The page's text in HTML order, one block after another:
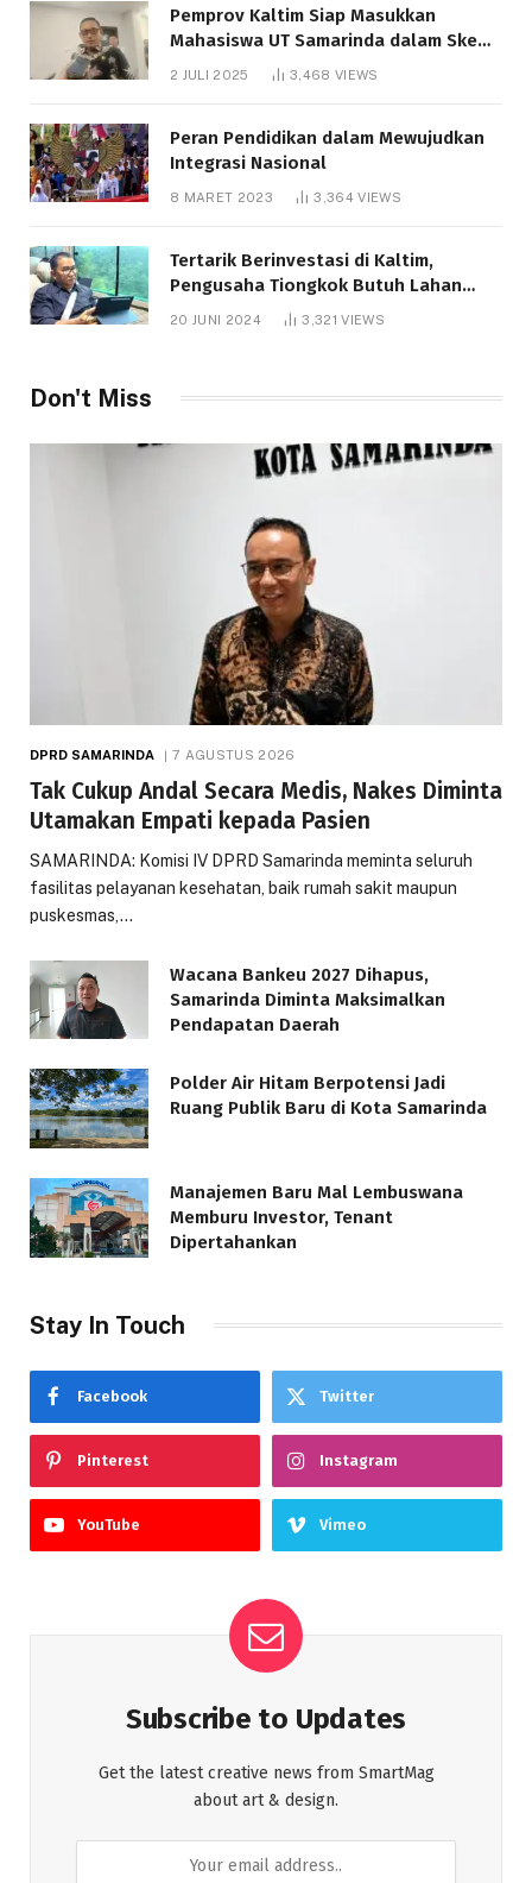
Pemprov Kaltim Siap Masukkan
Mahasiswa UT Samarinda dalam Skema
Bantuan Pendidikan Gratispol
2 JULI 2025 3,468 VIEWS
Peran Pendidikan dalam Mewujudkan
Integrasi Nasional
8 MARET 2023 3,364VIEWS
Tertarik Berinvestasi di Kaltim,
Pengusaha Tiongkok Butuh Lahan
1.000 Hektare
20 JUNI 2024 3,321VIEWS
Don't Miss
DPRD SAMARINDA 7 AGUSTUS 2026
Tak Cukup Andal Secara Medis, Nakes Diminta
Utamakan Empati kepada Pasien
SAMARINDA: Komisi IV DPRD Samarinda meminta seluruh
fasilitas pelayanan kesehatan, baik rumah sakit maupun
puskesmas,…
Wacana Bankeu 2027 Dihapus,
Samarinda Diminta Maksimalkan
Pendapatan Daerah
Polder Air Hitam Berpotensi Jadi
Ruang Publik Baru di Kota Samarinda
Manajemen Baru Mal Lembuswana
Memburu Investor, Tenant
Dipertahankan
Stay In Touch
Facebook Twitter
Pinterest Instagram
YouTube Vimeo
Subscribe to Updates
Get the latest creative news from SmartMag
about art & design.